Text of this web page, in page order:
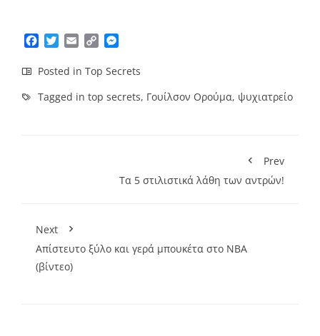
Facebook
TwitterEmailCopy
Posted in Top Secrets
Tagged in top secrets, Γουίλσον Ορούμα, ψυχιατρείο
Prev
Τα 5 στιλιστικά λάθη των αντρών!
Next
Απίστευτο ξύλο και γερά μπουκέτα στο NBA
(βίντεο)